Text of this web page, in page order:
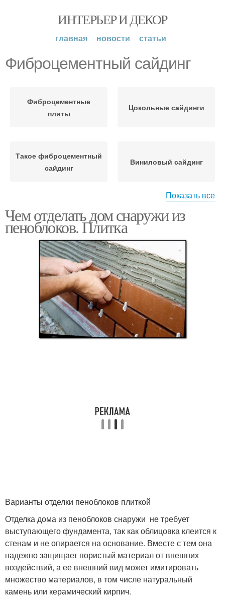
ИНТЕРЬЕР И ДЕКОР
главная новости статьи
Фиброцементный сайдинг
Фиброцементные
плиты
Цокольные сайдинги
Такое фиброцементный
сайдинг
Виниловый сайдинг
Элементы для сайдинга Сайдинг на дом
Показать все
Чем отделать дом снаружи из
пеноблоков. Плитка
Варианты отделки пеноблоков плиткой
Отделка дома из пеноблоков снаружи не требует
выступающего фундамента, так как облицовка клеится к
стенам и не опирается на основание. Вместе с тем она
надежно защищает пористый материал от внешних
воздействий, а ее внешний вид может имитировать
множество материалов, в том числе натуральный
камень или керамический кирпич.